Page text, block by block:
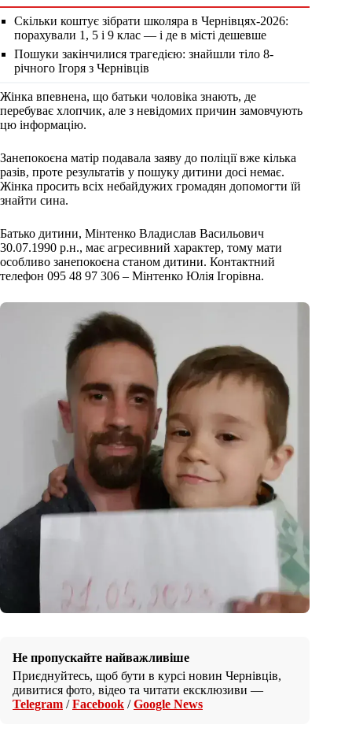
Скільки коштує зібрати школяра в Чернівцях-2026:
порахували 1, 5 і 9 клас — і де в місті дешевше
Пошуки закінчилися трагедією: знайшли тіло 8-
річного Ігоря з Чернівців
Жінка впевнена, що батьки чоловіка знають, де
перебуває хлопчик, але з невідомих причин замовчують
цю інформацію.
Занепокоєна матір подавала заяву до поліції вже кілька
разів, проте результатів у пошуку дитини досі немає.
Жінка просить всіх небайдужих громадян допомогти їй
знайти сина.
Батько дитини, Мінтенко Владислав Васильович
30.07.1990 р.н., має агресивний характер, тому мати
особливо занепокоєна станом дитини. Контактний
телефон 095 48 97 306 – Мінтенко Юлія Ігорівна.
Не пропускайте найважливіше
Приєднуйтесь, щоб бути в курсі новин Чернівців,
дивитися фото, відео та читати ексклюзиви —
Telegram /Facebook /Google News